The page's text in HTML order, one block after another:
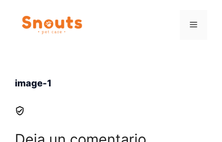
contenido
Menú
image-1